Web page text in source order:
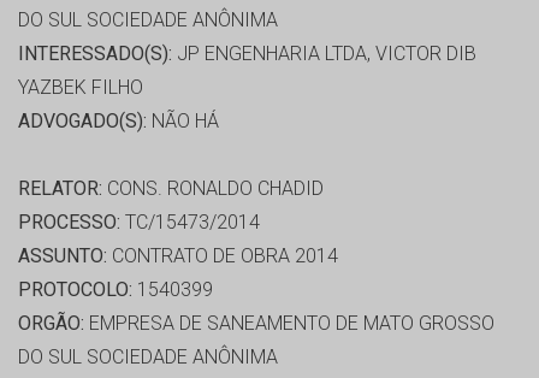
DO SUL SOCIEDADE ANÔNIMA
INTERESSADO(S): JP ENGENHARIA LTDA, VICTOR DIB
YAZBEK FILHO
ADVOGADO(S): NÃO HÁ
RELATOR: CONS. RONALDO CHADID
PROCESSO: TC/15473/2014
ASSUNTO: CONTRATO DE OBRA 2014
PROTOCOLO: 1540399
ORGÃO: EMPRESA DE SANEAMENTO DE MATO GROSSO
DO SUL SOCIEDADE ANÔNIMA